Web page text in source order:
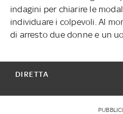
indagini per chiarire le
individuare i colpevoli. Al
di arresto due donne e un
DIRETTA